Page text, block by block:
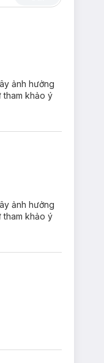
30
đăng kí
hãng có
ảnh hưởng
tham khảo ý
ảnh hưởng
tham khảo ý